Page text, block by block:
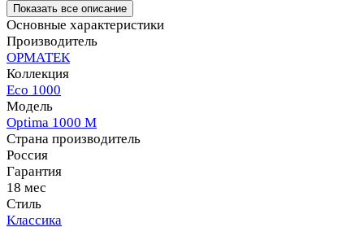
Показать все описание
Основные характеристики
Производитель
ОРМАТЕК
Коллекция
Eco 1000
Модель
Optima 1000 M
Страна производитель
Россия
Гарантия
18 мес
Стиль
Классика